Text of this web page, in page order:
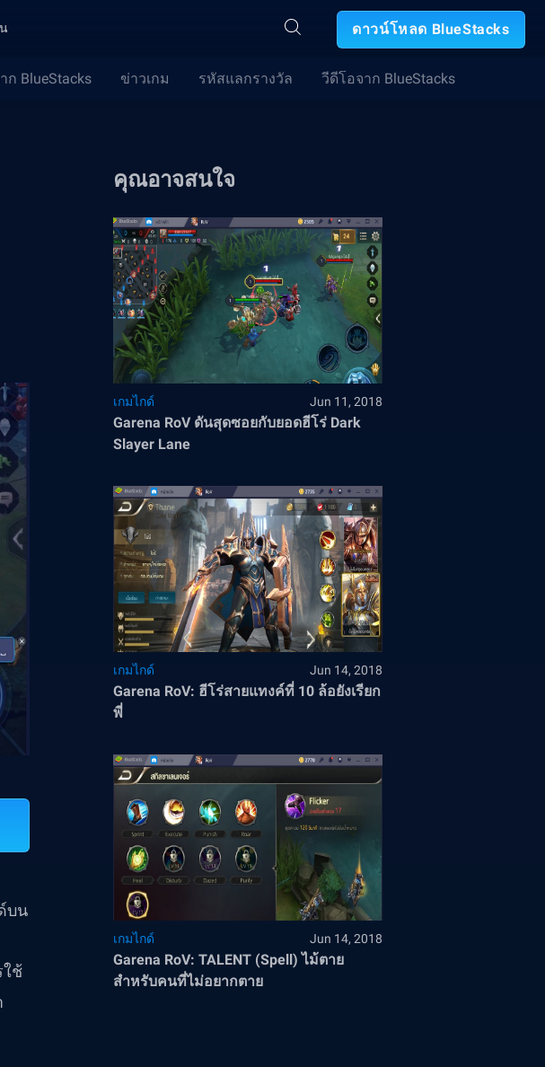
ดาวน์โหลด BlueStacks
BlueStacks ข่าวเกม รหัสแลกรางวัล วีดีโอจาก BlueStacks
บน
ใช้
คุณอาจสนใจ
เกมไกด์ Jun 11, 2018
Garena RoV ดันสุดซอยกับยอดฮีโร่ Dark
Slayer Lane
เกมไกด์ Jun 14, 2018
Garena RoV: ฮีโร่สายแทงค์ที่ 10 ล้อยังเรียก
พี่
เกมไกด์ Jun 14, 2018
Garena RoV: TALENT (Spell) ไม้ตาย
สำหรับคนที่ไม่อยากตาย